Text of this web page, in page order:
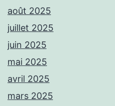
août 2025
juillet 2025
juin 2025
mai 2025
avril 2025
mars 2025